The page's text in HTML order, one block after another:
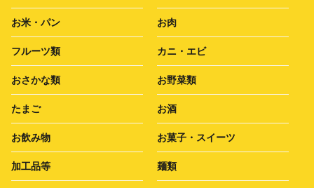
お米・パン お肉
フルーツ類 カニ・エビ
おさかな類 お野菜類
たまご お酒
お飲み物 お菓子・スイーツ
加工品等 麺類